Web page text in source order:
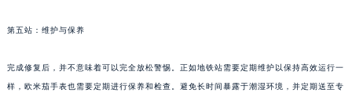
第五站：维护与保养
完成修复后，并不意味着可以完全放松警惕。正如地铁站需要定期维护以保持高效运行一
样，欧米茄手表也需要定期进行保养和检查。避免长时间暴露于潮湿环境，并定期送至专